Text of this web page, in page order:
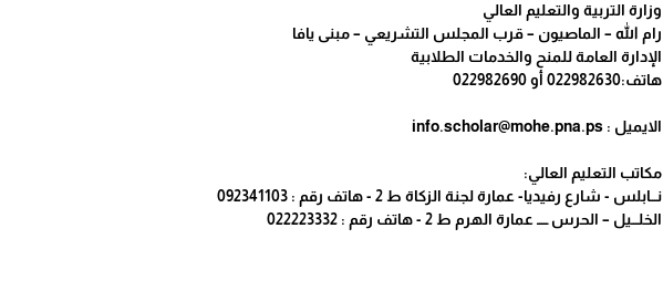
وزارة التربية والتعليم العالي
رام الله – الماصيون – قرب المجلس التشريعي – مبنى يافا
الإدارة العامة للمنح والخدمات الطلابية
هاتف:022982630 أو 022982690
الايميل : info.scholar@mohe.pna.ps
مكاتب التعليم العالي:
نـــابلس - شارع رفيديا- عمارة لجنة الزكاة ط 2 - هاتف رقم : 092341103
الخلـــيل – الحرس ـــــ عمارة الهرم ط 2 - هاتف رقم : 022223332